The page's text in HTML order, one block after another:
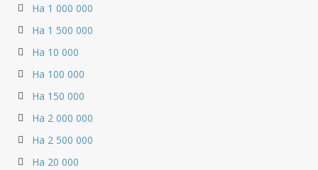
На 1 000 000
На 1 500 000
На 10 000
На 100 000
На 150 000
На 2 000 000
На 2 500 000
На 20 000